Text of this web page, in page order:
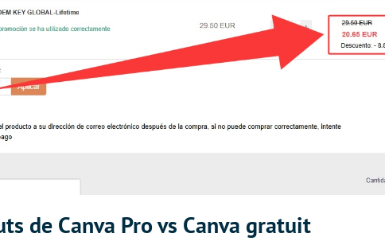
de Canva Pro vs Canva gratuit